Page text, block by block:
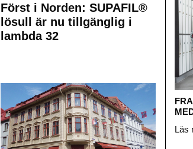
Först i Norden: SUPAFIL®
lösull är nu tillgänglig i
lambda 32
Läs